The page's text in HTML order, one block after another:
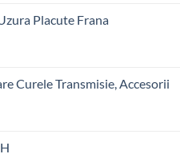
Placute Frana
Curele Transmisie, Accesorii